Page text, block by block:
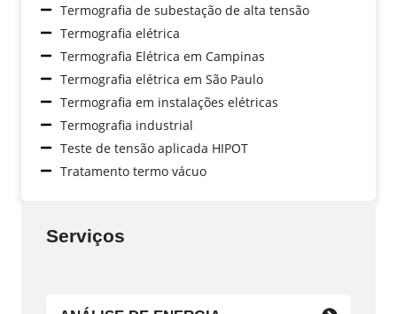
Termografia de subestação de alta tensão
Termografia elétrica
Termografia Elétrica em Campinas
Termografia elétrica em São Paulo
Termografia em instalações elétricas
Termografia industrial
Teste de tensão aplicada HIPOT
Tratamento termo vácuo
Serviços